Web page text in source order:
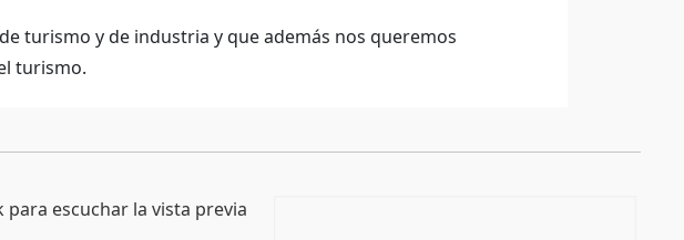
turismo y de industria y que además nos queremos
turismo.